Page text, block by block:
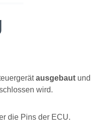
ausgebaut und
wird.
die Pins der ECU.